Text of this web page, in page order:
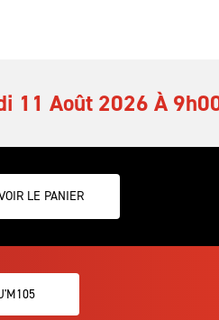
11 Août 2026 À